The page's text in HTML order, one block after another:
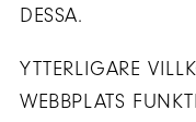
DESSA.
YTTERLIGARE
WEBBPLATS